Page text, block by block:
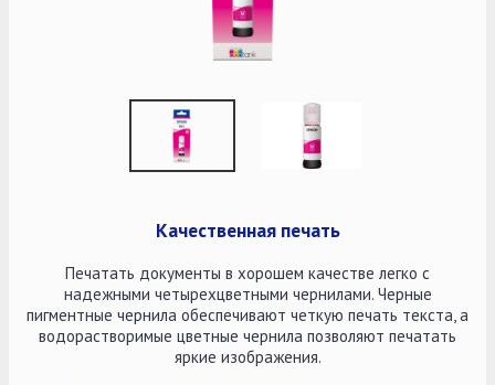
Качественная печать
Печатать документы в хорошем качестве легко с
надежными четырехцветными чернилами. Черные
пигментные чернила обеспечивают четкую печать текста, а
водорастворимые цветные чернила позволяют печатать
яркие изображения.